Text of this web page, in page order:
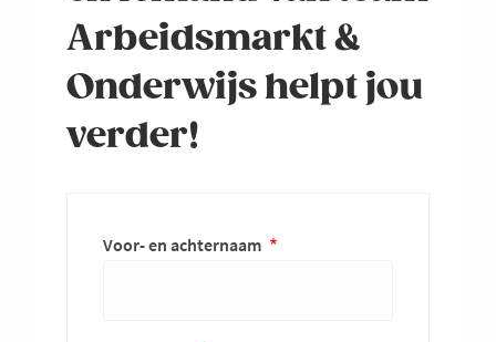
Arbeidsmarkt &
Onderwijs helpt jou
verder!
Voor- en achternaam